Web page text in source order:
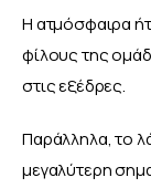
Η ατμόσφαιρα
φίλους της
στις εξέδρες.
Παράλληλα, το
μεγαλύτερη